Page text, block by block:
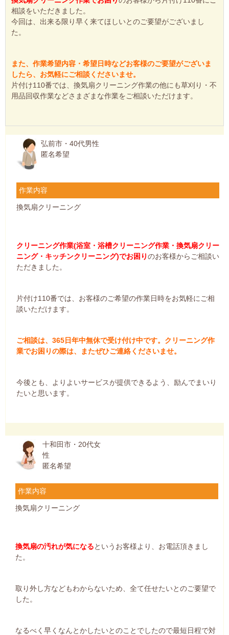
相談をいただきました。
今回は、出来る限り早く来てほしいとのご要望がございまし
た。
また、作業希望内容・希望日時などお客様のご要望がございま
したら、お気軽にご相談くださいませ。
片付け110番では、換気扇クリーニング作業の他にも草刈り・不
用品回収作業などさまざまな作業をご相談いただけます。
弘前市・40代男性
匿名希望
作業内容
換気扇クリーニング
クリーニング作業(浴室・浴槽クリーニング作業・換気扇クリー
ニング・キッチンクリーニング)でお困りのお客様からご相談い
ただきました。
片付け110番では、お客様のご希望の作業日時をお気軽にご相
談いただけます。
ご相談は、365日年中無休で受け付け中です。クリーニング作
業でお困りの際は、またぜひご連絡くださいませ。
今後とも、よりよいサービスが提供できるよう、励んでまいり
たいと思います。
十和田市・20代女
性
匿名希望
作業内容
換気扇クリーニング
換気扇の汚れが気になるというお客様より、お電話頂きまし
た。
取り外し方などもわからないため、全て任せたいとのご要望で
した。
なるべく早くなんとかしたいとのことでしたので最短日程で対